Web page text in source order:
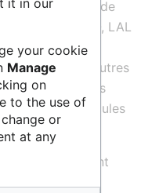
de la fusion de de
IMNC, IPNO, LAL
et
les uns des autres
Ces laboratoires
& Particules
d’IJCLab sont
your cookie
Manage
on
to the use of
or
at any